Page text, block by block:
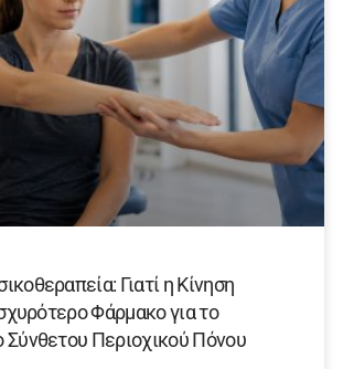
Γιατί η Κίνηση
Φάρμακο για το
Σύνθετου Περιοχικού Πόνου